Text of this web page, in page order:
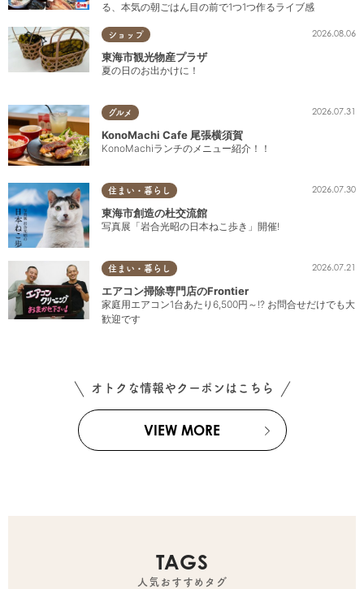
る、本気の朝ごはん目の前で1つ1つ作るライブ感
ショップ 2026.08.06
東海市観光物産プラザ
夏の日のお出かけに！
グルメ 2026.07.31
KonoMachi Cafe 尾張横須賀
KonoMachiランチのメニュー紹介！！
住まい・暮らし 2026.07.30
東海市創造の杜交流館
写真展「岩合光昭の日本ねこ歩き」開催!
住まい・暮らし 2026.07.21
エアコン掃除専門店のFrontier
家庭用エアコン1台あたり6,500円～!? お問合せだけでも大
歓迎です
オトクな情報やクーポンはこちら
VIEW MORE
TAGS
人気おすすめタグ